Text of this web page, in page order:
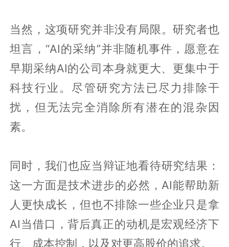
当然，这项研究并非没有局限。研究者也
坦言，“AI的采纳”并非随机事件，愿意在
早期采纳AI的公司本身就更大、更集中于
科技行业。尽管研究方法已尽力排除干
扰，但无法完全消除所有潜在的混杂因
素。
同时，我们也应当辩证地看待研究结果：
这一方面是技术进步的必然，AI能帮助新
人更快成长，但也不排除一些企业只是拿
AI当借口，背后真正的动机是宏观经济下
行、成本控制，以及对更高股价的追求。